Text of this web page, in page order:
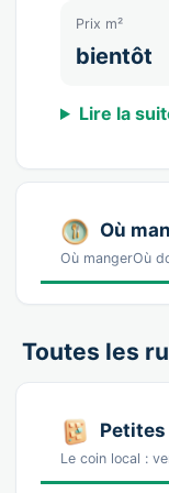
Prix m²
bientôt
Lire la
Où
Où mangerOù
Toutes les
Petites
Le coin local :